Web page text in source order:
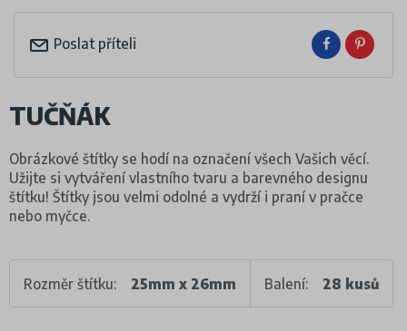
Poslat příteli
TUČŇÁK
Obrázkové štítky se hodí na označení všech Vašich věcí.
Užijte si vytváření vlastního tvaru a barevného designu
štítku! Štítky jsou velmi odolné a vydrží i praní v pračce
nebo myčce.
Rozměr štítku: 25mm x 26mm Balení: 28 kusů